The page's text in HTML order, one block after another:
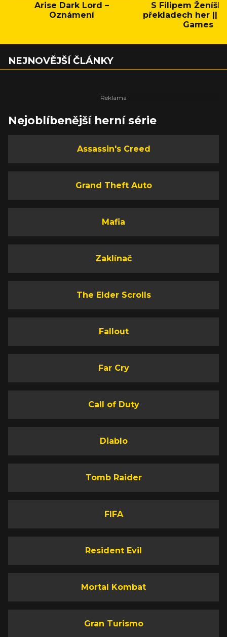
Arise Dark Lord –
Oznámení
S Filipem
překladech her ||
Games
NEJNOVĚJŠÍ ČLÁNKY
Nejoblíbenější herní série
Assassin's Creed
Grand Theft Auto
Mafia
Zaklínač
The Elder Scrolls
Fallout
Far Cry
Call of Duty
Diablo
Tomb Raider
FIFA
Resident Evil
Mortal Kombat
Gran Turismo